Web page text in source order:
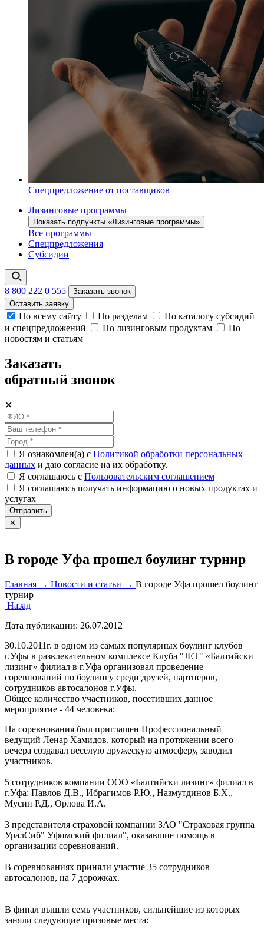
Спецпредложение от поставщиков
Лизинговые программы
Показать подпункты «Лизинговые программы»
Все программы
Спецпредложения
Субсидии
8 800 222 0 555
Заказать звонок
Оставить заявку
По всему сайту По разделам
По каталогу субсидий
и спецпредложений
По лизинговым продуктам
По
новостям и статьям
Заказать
обратный звонок
✕
Я ознакомлен(а) с Политикой обработки персональных
данных и даю согласие на их обработку.
Я соглашаюсь c Пользовательским соглашением
Я соглашаюсь получать информацию о новых продуктах и
услугах
Отправить
✕
В городе Уфа прошел боулинг турнир
Главная → Новости и статьи → В городе Уфа прошел боулинг
турнир
Назад
Дата публикации: 26.07.2012
30.10.2011г. в одном из самых популярных боулинг клубов
г.Уфы в развлекательном комплексе Клуба "JET" «Балтийски
лизинг» филиал в г.Уфа организовал проведение
соревнований по боулингу среди друзей, партнеров,
сотрудников автосалонов г.Уфы.
Общее количество участников, посетивших данное
мероприятие - 44 человека:
На соревнования был приглашен Профессиональный
ведущий Ленар Хамидов, который на протяжении всего
вечера создавал веселую дружескую атмосферу, заводил
участников.
5 сотрудников компании ООО «Балтийски лизинг» филиал в
г.Уфа: Павлов Д.В., Ибрагимов Р.Ю., Назмутдинов Б.Х.,
Мусин Р.Д., Орлова И.А.
3 представителя страховой компании ЗАО "Страховая группа
УралСиб" Уфимский филиал", оказавшие помощь в
организации соревнований.
В соревнованиях приняли участие 35 сотрудников
автосалонов, на 7 дорожках.
В финал вышли семь участников, сильнейшие из которых
заняли следующие призовые места: